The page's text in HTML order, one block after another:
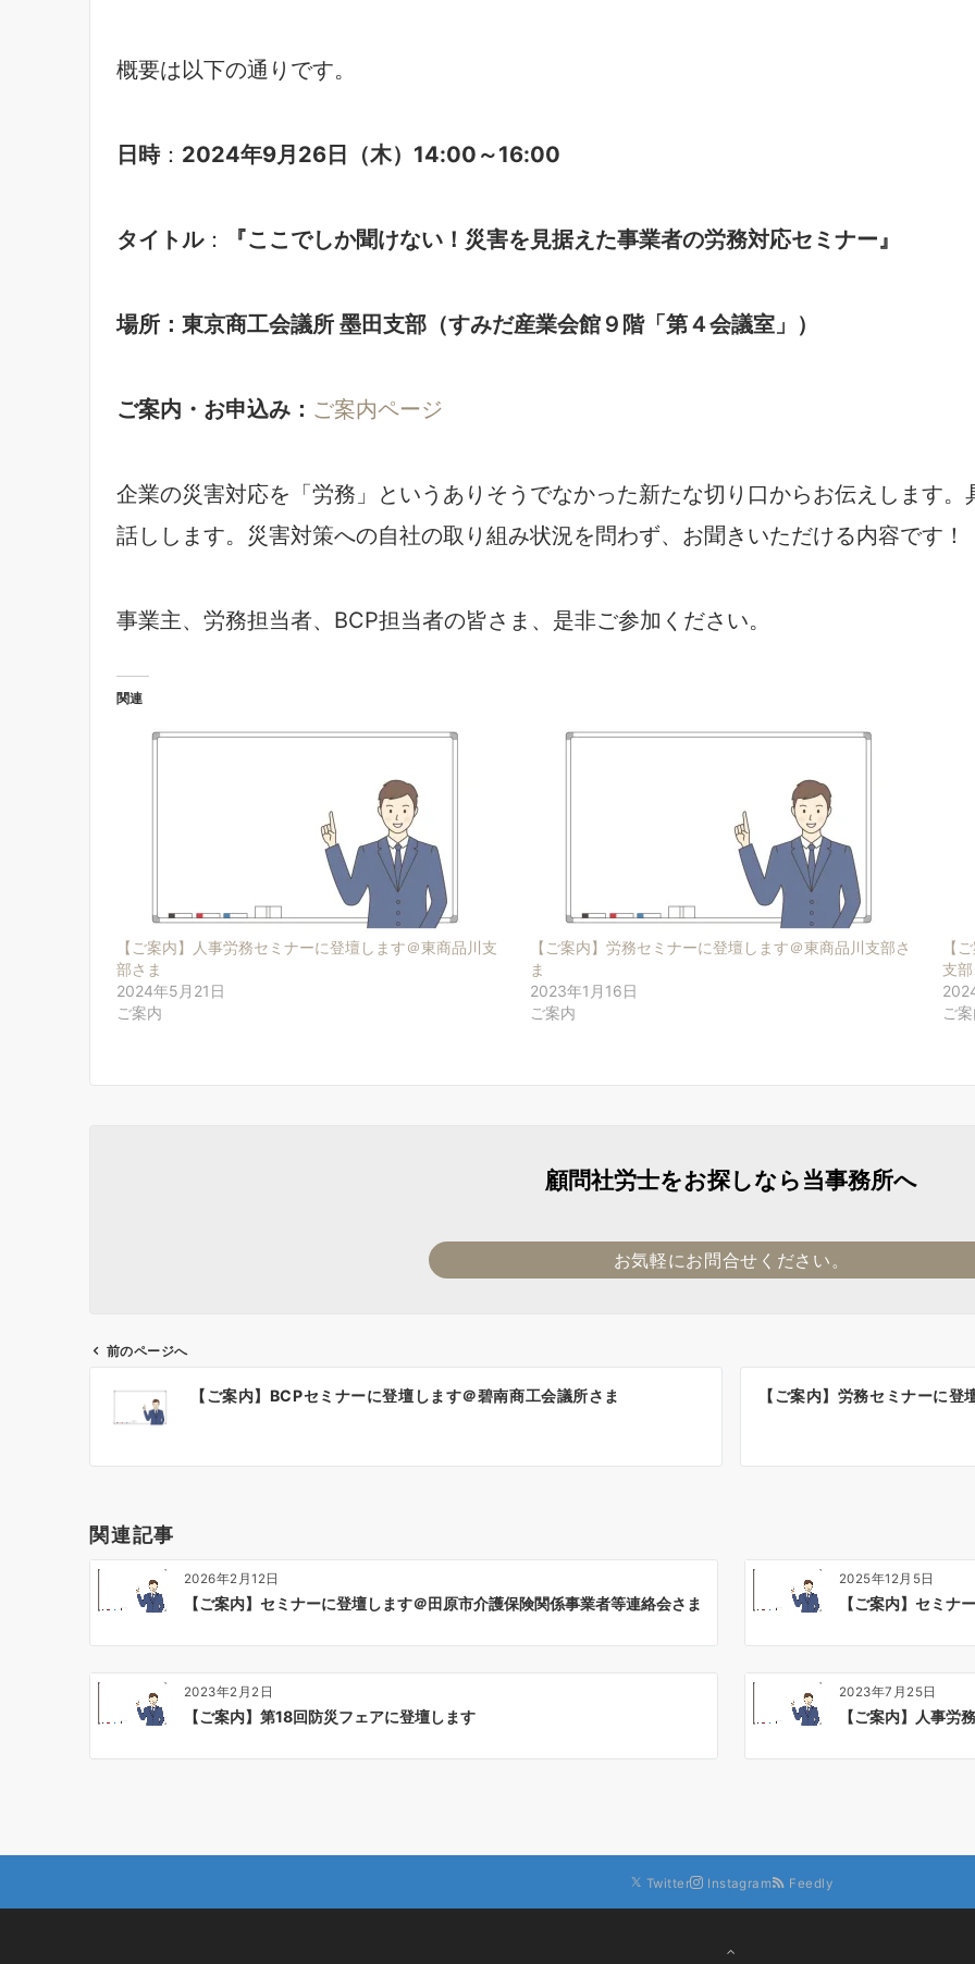
概要は以下の通りです。
日時： 2024年9月26日（木）14:00～16:00
タイトル： 『ここでしか聞けない！災害を見据えた事業者の労務対応セミナー』
場所：東京商工会議所 墨田支部（すみだ産業会館９階「第４会議室」）
ご案内・お申込み： ご案内ページ
企業の災害対応を「労務」というありそうでなかった新たな切り口からお伝えします
話しします。災害対策への自社の取り組み状況を問わず、お聞きいただける内容です！
事業主、労務担当者、BCP担当者の皆さま、是非ご参加ください。
関連
【ご案内】人事労務セミナーに登壇します＠東商品川支
部さま
2024年5月21日
ご案内
【ご案内】労務セミナーに登壇します＠東商品川支部さ
ま
2023年1月16日
ご案内
【
支
ご
顧問社労士をお探しなら当事務所へ
お気軽にお問合せください。
ビ
シ
ョ
前のページへ
【ご案内】BCPセミナーに登壇します＠碧南商工会議所さま 【ご案内】労務セミナーに
関連記事
2026年2月12日
【ご案内】セミナーに登壇します＠田原市介護保険関係事業者等連絡会さま
2025年12月5日
【ご案内】セミナ
2023年2月2日
【ご案内】第18回防災フェアに登壇します
2023年7月25日
【ご案内】人事労
Twitter Instagram Feedly